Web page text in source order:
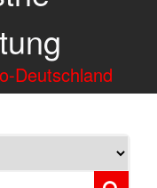
Deutschland